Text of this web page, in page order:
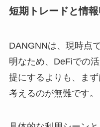
短期トレードと情
DANGNNは、現時点
明なため、DeFiでの
提にするよりも、まず
考えるのが無難です。